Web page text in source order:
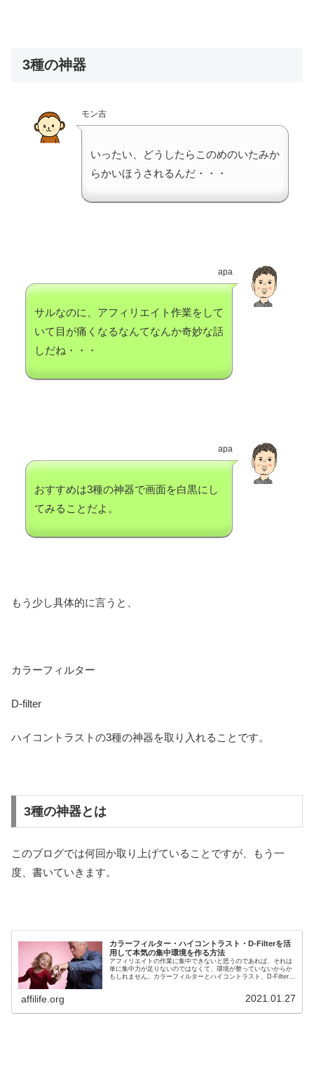
3種の神器
モン吉
いったい、どうしたらこのめのいたみか
らかいほうされるんだ・・・
apa
サルなのに、アフィリエイト作業をして
いて目が痛くなるなんてなんか奇妙な話
しだね・・・
apa
おすすめは3種の神器で画面を白黒にし
てみることだよ。
もう少し具体的に言うと、
カラーフィルター
D-filter
ハイコントラストの3種の神器を取り入れることです。
3種の神器とは
このブログでは何回か取り上げていることですが、もう一
度、書いていきます。
カラーフィルター・ハイコントラスト・D-Filterを活
用して本気の集中環境を作る方法
アフィリエイトの作業に集中できないと思うのであれば、それは
単に集中力が足りないのではなくて、環境が整っていないからか
もしれません。カラーフィルターとハイコントラスト、D-Filterを
affilife.org 2021.01.27